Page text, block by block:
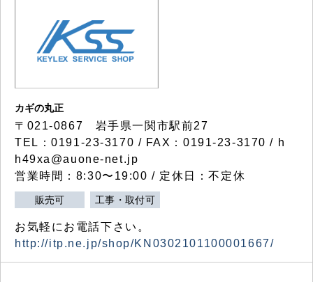
カギの丸正
〒021-0867 岩手県一関市駅前27
TEL：0191-23-3170 / FAX：0191-23-3170 / h
h49xa@auone-net.jp
営業時間：8:30〜19:00 / 定休日：不定休
販売可 工事・取付可
お気軽にお電話下さい。
http://itp.ne.jp/shop/KN0302101100001667/